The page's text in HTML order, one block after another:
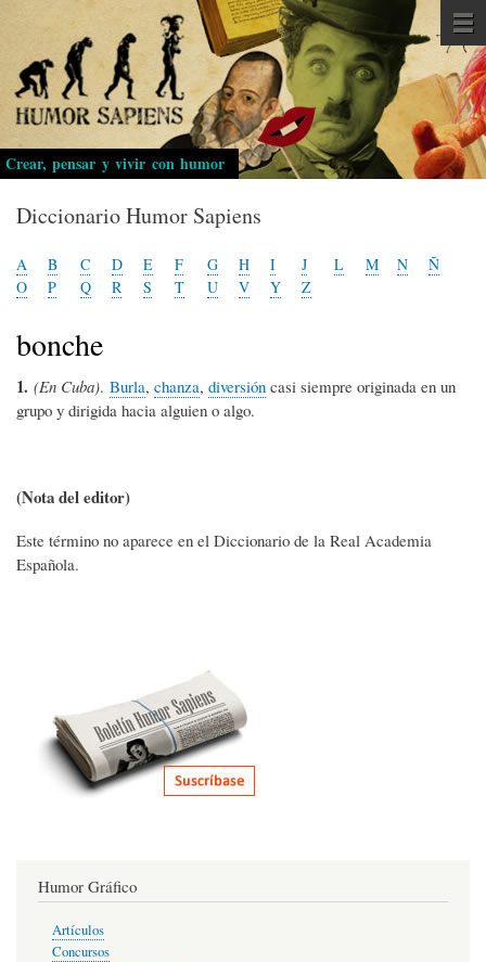
Pasar
al
contenido
principal
Crear, pensar y vivir con humor
Diccionario Humor Sapiens
A B C D E F G H I J L M N
Ñ
O
P Q R S T U V Y Z
bonche
1. (En Cuba). Burla, chanza, diversión casi siempre originada en un
grupo y dirigida hacia alguien o algo.
(Nota del editor)
Este término no aparece en el Diccionario de la Real Academia
Española.
Humor Gráfico
Artículos
Concursos